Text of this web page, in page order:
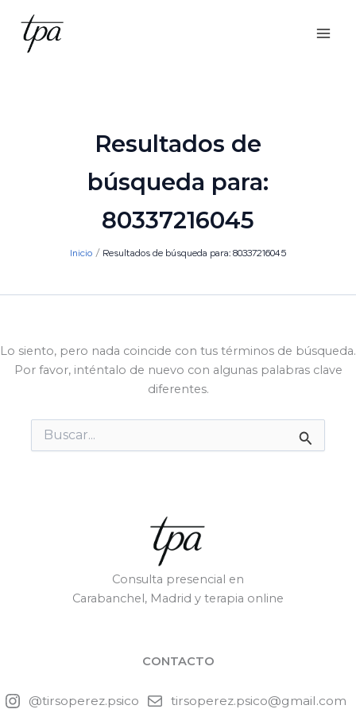
contenido
Resultados de
búsqueda para:
80337216045
Inicio Resultados de búsqueda para: 80337216045
Lo siento, pero nada coincide con tus términos de búsqueda.
Por favor, inténtalo de nuevo con algunas palabras clave
diferentes.
Buscar
por:
Consulta presencial en
Carabanchel, Madrid y terapia online
CONTACTO
@tirsoperez.psico tirsoperez.psico@gmail.com